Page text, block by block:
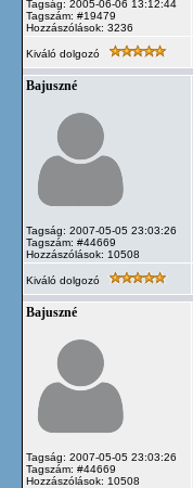
Tagság: 2005-06-06 13:12:44
Tagszám: #19479
Hozzászólások: 3236
Kiváló dolgozó
Bajuszné
Tagság: 2007-05-05 23:03:26
Tagszám: #44669
Hozzászólások: 10508
Kiváló dolgozó
Bajuszné
Tagság: 2007-05-05 23:03:26
Tagszám: #44669
Hozzászólások: 10508